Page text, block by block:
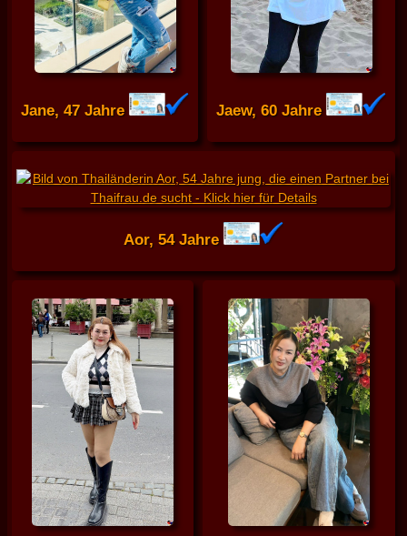
Jane, 47 Jahre Jaew, 60 Jahre
Aor, 54 Jahre